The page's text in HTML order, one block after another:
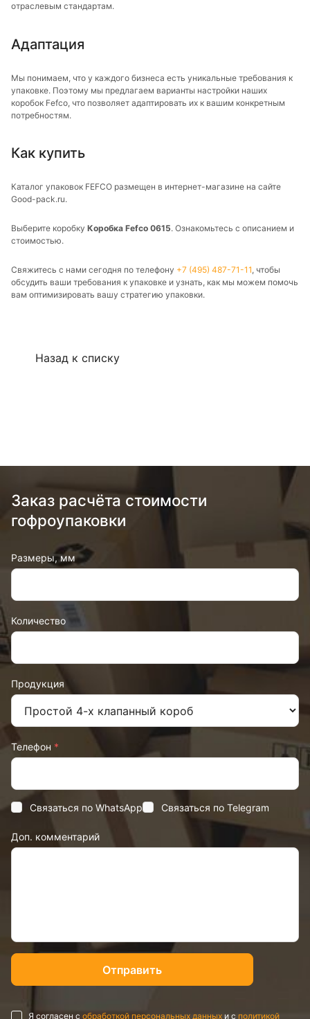
отраслевым стандартам.
Адаптация
Мы понимаем, что у каждого бизнеса есть уникальные требования к
упаковке. Поэтому мы предлагаем варианты настройки наших
коробок Fefco, что позволяет адаптировать их к вашим конкретным
потребностям.
Как купить
Каталог упаковок FEFCO размещен в интернет-магазине на сайте
Good-pack.ru.
Выберите коробку Коробка Fefco 0615. Ознакомьтесь с описанием и
стоимостью.
Свяжитесь с нами сегодня по телефону +7 (495) 487-71-11, чтобы
обсудить ваши требования к упаковке и узнать, как мы можем помочь
вам оптимизировать вашу стратегию упаковки.
Назад к списку
Заказ расчёта стоимости
гофроупаковки
Продукция
Количество
Телефон *
Доп. комментарий
Связаться по WhatsApp Связаться по Telegram
Размеры, мм
Я согласен с обработкой персональных данных и с политикой